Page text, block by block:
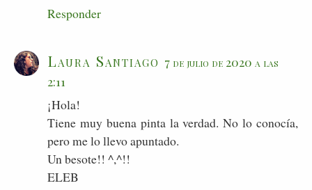
Responder
Laura Santiago 7 de julio de 2020 a las
2:11
¡Hola!
Tiene muy buena pinta la verdad. No lo conocía,
pero me lo llevo apuntado.
Un besote!! ^,^!!
ELEB